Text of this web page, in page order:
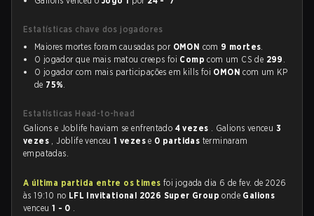
Estatísticas chave dos jogadores
Maiores mortes foram causadas por OMON com 9 mortes.
O jogador que mais matou creeps foi Comp com um CS de 299 .
O jogador com mais participações em kills foi OMON com um KP
de 75%.
Estatísticas Head-to-head
Galions e Joblife haviam se enfrentado 4 vezes . Galions venceu 3
vezes , Joblife venceu1 vezese 0 partidas terminaram
empatadas.
A última partida entre os times foi jogada dia 6 de fev. de 2026
às 19:10 no LFL Invitational 2026 Super Grouponde Galions
venceu 1 - 0 .